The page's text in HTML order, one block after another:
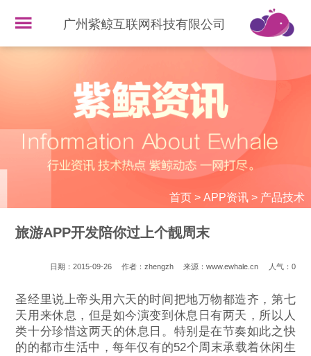
广州紫鲸互联网科技有限公司
首页> APP资讯> 产品技术
旅游APP开发陪你过上个靓周末
日期：2015-09-26 作者：zhengzh 来源：www.ewhale.cn 人气： 0
圣经里说上帝头用六天的时间把地万物都造齐，第七
天用来休息，但是如今演变到休息日有两天，所以人
类十分珍惜这两天的休息日。特别是在节奏如此之快
的的都市生活中，每年仅有的52个周末承载着休闲生